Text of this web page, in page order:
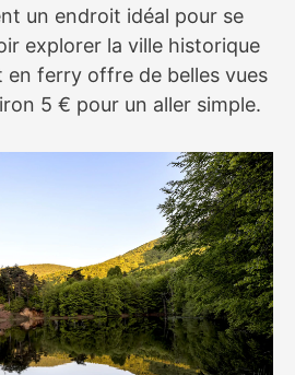
un endroit idéal pour se
explorer la ville historique
en ferry offre de belles vues
5 € pour un aller simple.